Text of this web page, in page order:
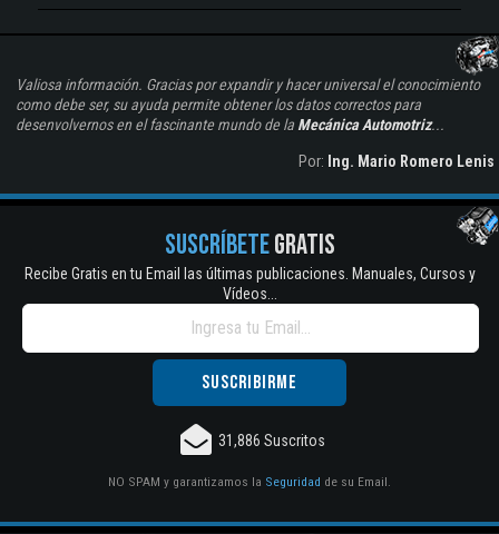
Valiosa información. Gracias por expandir y hacer universal el conocimiento
como debe ser, su ayuda permite obtener los datos correctos para
desenvolvernos en el fascinante mundo de la Mecánica Automotriz...
Por: Ing. Mario Romero Lenis
SUSCRÍBETEGRATIS
Recibe Gratis en tu Email las últimas publicaciones. Manuales, Cursos y
Vídeos...
31,886 Suscritos
NO SPAM y garantizamos la Seguridad de su Email.